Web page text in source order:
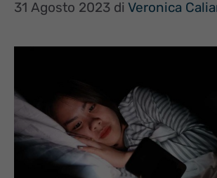
31 Agosto 2023 di Veronica